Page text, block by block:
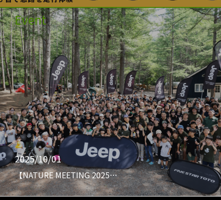
Event
2025/10/01
【NATURE MEETING 2025…